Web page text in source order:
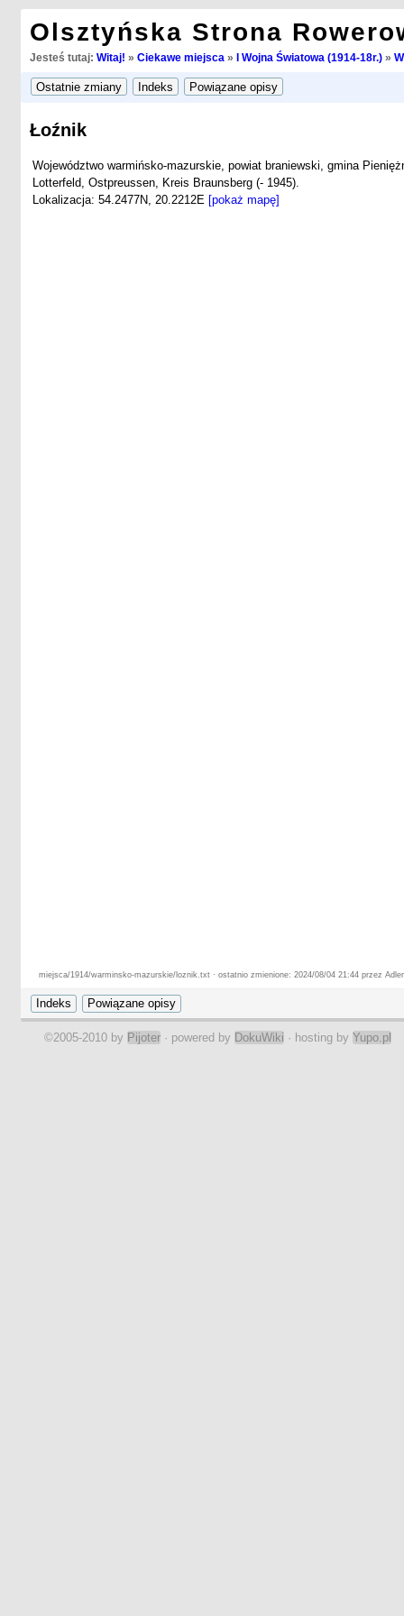
Olsztyńska Strona
Jesteś tutaj: Witaj! » Ciekawe miejsca » I Wojna Światowa (1914-18r.)»
Łoźnik
Województwo warmińsko-mazurskie, powiat braniewski, gmina
Lotterfeld, Ostpreussen, Kreis Braunsberg (- 1945).
Lokalizacja: 54.2477N, 20.2212E [pokaż mapę]
miejsca/1914/warminsko-mazurskie/loznik.txt · ostatnio zmienione: 2024/08/04 21:44 przez
©2005-2010 by Pijoter · powered by DokuWiki · hosting by Yupo.pl